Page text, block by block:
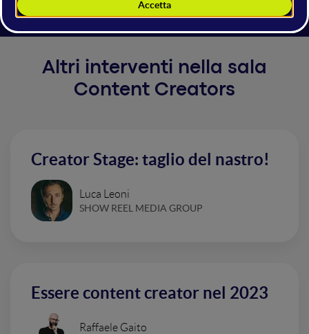
Altri interventi nella sala
Content Creators
Creator Stage: taglio del nastro!
Luca Leoni
SHOW REEL MEDIA GROUP
Essere content creator nel 2023
Raffaele Gaito